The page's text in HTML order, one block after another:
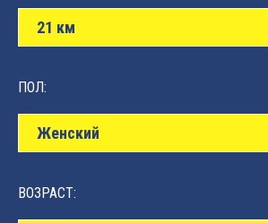
21 км
ПОЛ:
Женский
ВОЗРАСТ: